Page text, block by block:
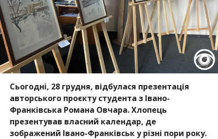
Сьогодні, 28 грудня, відбулася презентація
авторського проєкту студента з Івано-
Франківська Романа Овчара. Хлопець
презентував власний календар, де
зображений Івано-Франківськ у різні пори року.